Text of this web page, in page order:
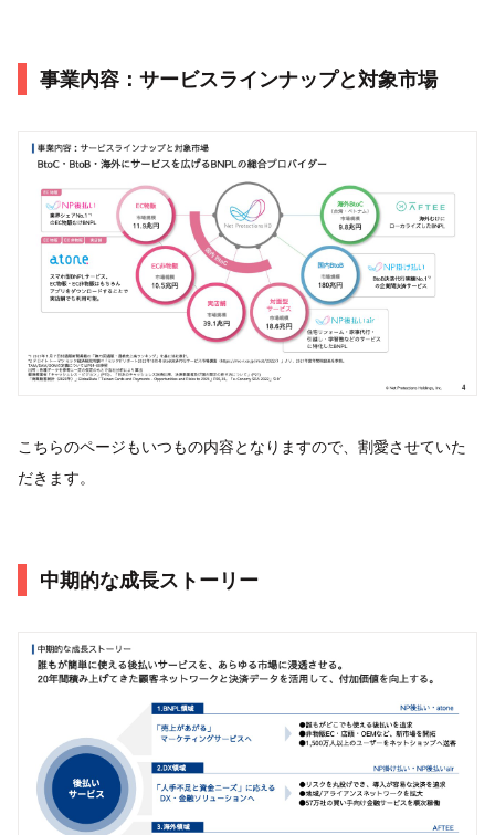
事業内容：サービスラインナップと対象市場
こちらのページもいつもの内容となりますので、割愛させていた
だきます。
中期的な成長ストーリー